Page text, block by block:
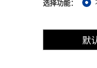
选择功能：
默